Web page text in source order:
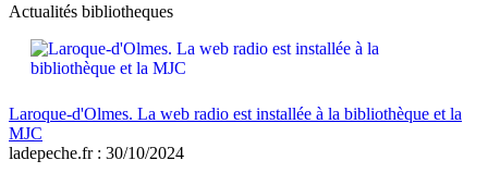
Actualités bibliotheques
Laroque-d'Olmes. La web radio est installée à la bibliothèque et la
MJC
ladepeche.fr : 30/10/2024